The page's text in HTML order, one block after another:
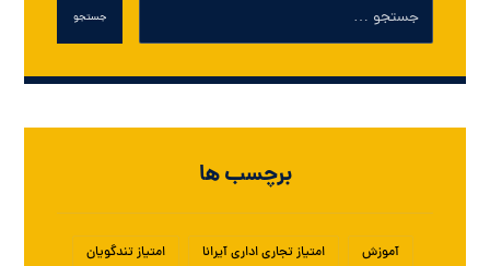
جستجو
برچسب ها
آموزش امتیاز تجاری اداری آیرانا امتیاز تندگویان